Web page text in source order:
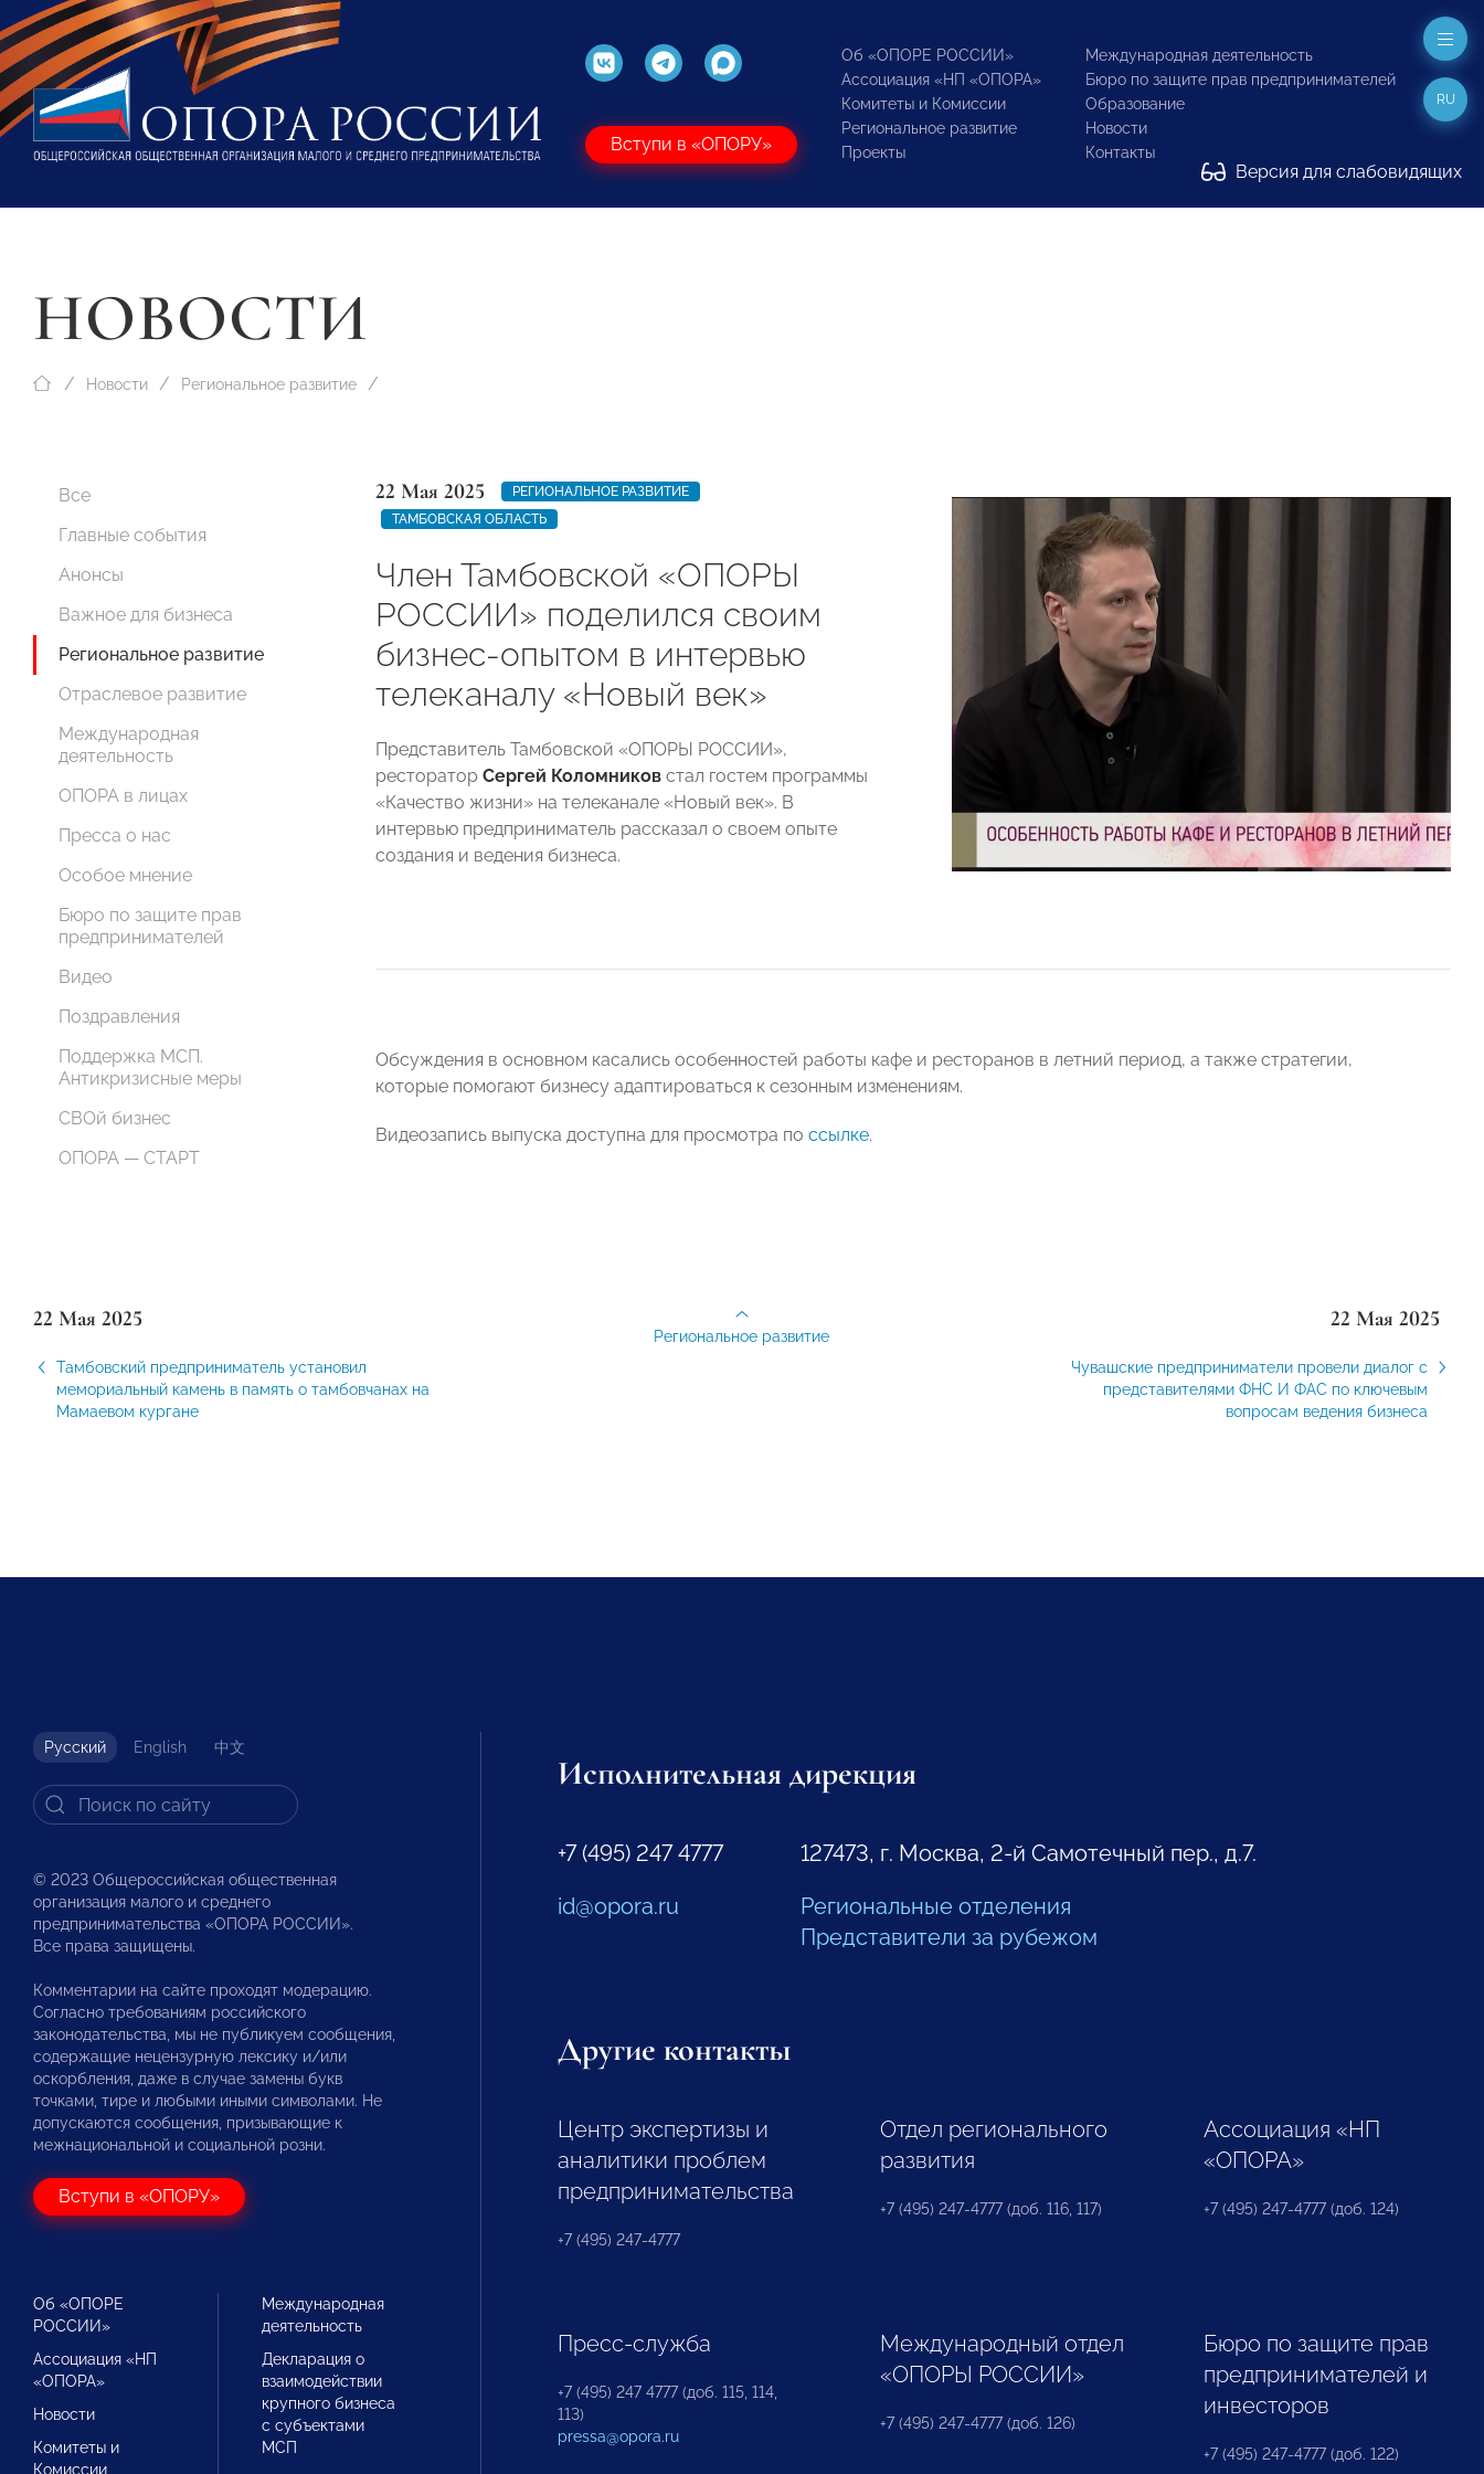
Вступи в «ОПОРУ»
Об «ОПОРЕ РОССИИ»
Ассоциация «НП «ОПОРА»
Комитеты и Комиссии
Региональное развитие
Проекты
Международная деятельность
Бюро по защите прав предпринимателей
Образование
Новости
Контакты
Версия для слабовидящих
RU
НОВОСТИ
Новости Региональное развитие
Все
Главные события
Анонсы
Важное для бизнеса
Региональное развитие
Отраслевое развитие
Международная
деятельность
ОПОРА в лицах
Пресса о нас
Особое мнение
Бюро по защите прав
предпринимателей
Видео
Поздравления
Поддержка МСП.
Антикризисные меры
СВОй бизнес
ОПОРА — СТАРТ
22 Мая 2025
РЕГИОНАЛЬНОЕ РАЗВИТИЕ
ТАМБОВСКАЯ ОБЛАСТЬ
Член Тамбовской «ОПОРЫ
РОССИИ» поделился своим
бизнес-опытом в интервью
телеканалу «Новый век»
Представитель Тамбовской «ОПОРЫ РОССИИ»,
ресторатор Сергей Коломников стал гостем программы
«Качество жизни» на телеканале «Новый век». В
интервью предприниматель рассказал о своем опыте
создания и ведения бизнеса.
Обсуждения в основном касались особенностей работы кафе и ресторанов в летний период, а также стратегии,
которые помогают бизнесу адаптироваться к сезонным изменениям.
Видеозапись выпуска доступна для просмотра по ссылке.
22 Мая 2025
Тамбовский предприниматель установил
мемориальный камень в память о тамбовчанах на
Мамаевом кургане
22 Мая 2025
Чувашские предприниматели провели диалог с
представителями ФНС И ФАС по ключевым
вопросам ведения бизнеса
Региональное развитие
Русский English 中文
© 2023 Общероссийская общественная
организация малого и среднего
предпринимательства «ОПОРА РОССИИ».
Все права защищены.
Комментарии на сайте проходят модерацию.
Согласно требованиям российского
законодательства, мы не публикуем сообщения,
содержащие нецензурную лексику и/или
оскорбления, даже в случае замены букв
точками, тире и любыми иными символами. Не
допускаются сообщения, призывающие к
межнациональной и социальной розни.
Вступи в «ОПОРУ»
Об «ОПОРЕ
РОССИИ»
Ассоциация «НП
«ОПОРА»
Новости
Комитеты и
Комиссии
Международная
деятельность
Декларация о
взаимодействии
крупного бизнеса
с субъектами
МСП
Исполнительная дирекция
+7 (495) 247 4777
id@opora.ru
127473, г. Москва, 2-й Самотечный пер., д.7.
Региональные отделения
Представители за рубежом
Другие контакты
Центр экспертизы и
аналитики проблем
предпринимательства
+7 (495) 247-4777
Отдел регионального
развития
+7 (495) 247-4777 (доб. 116, 117)
Ассоциация «НП
«ОПОРА»
+7 (495) 247-4777 (доб. 124)
Пресс-служба
+7 (495) 247 4777 (доб. 115, 114,
113)
pressa@opora.ru
Международный отдел
«ОПОРЫ РОССИИ»
+7 (495) 247-4777 (доб. 126)
Бюро по защите прав
предпринимателей и
инвесторов
+7 (495) 247-4777 (доб. 122)